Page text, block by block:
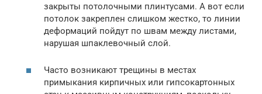
закрыты потолочными плинтусами. А вот если
потолок закреплен слишком жестко, то линии
деформаций пойдут по швам между листами,
нарушая шпаклевочный слой.
Часто возникают трещины в местах
примыкания кирпичных или гипсокартонных